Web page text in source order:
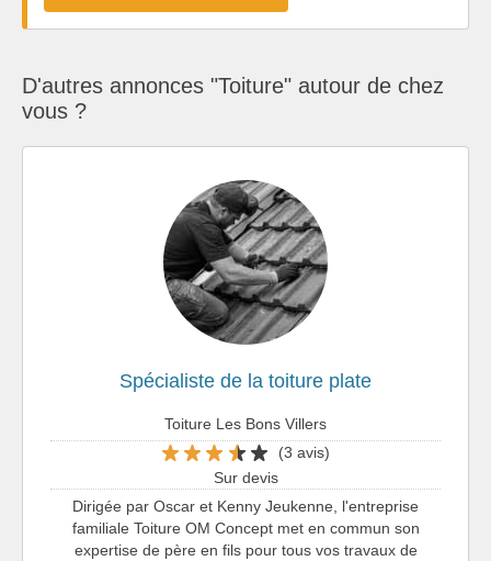
D'autres annonces "Toiture" autour de chez
vous ?
Spécialiste de la toiture plate
Toiture Les Bons Villers
(3 avis)
Sur devis
Dirigée par Oscar et Kenny Jeukenne, l'entreprise
familiale Toiture OM Concept met en commun son
expertise de père en fils pour tous vos travaux de